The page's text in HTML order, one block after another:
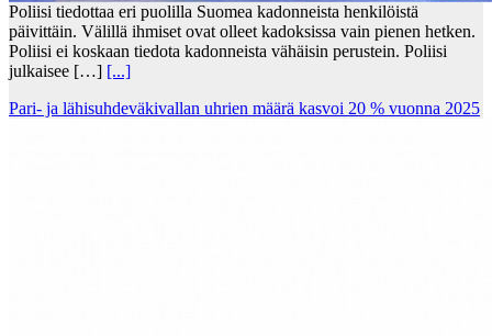
Poliisi tiedottaa eri puolilla Suomea kadonneista henkilöistä
päivittäin. Välillä ihmiset ovat olleet kadoksissa vain pienen hetken.
Poliisi ei koskaan tiedota kadonneista vähäisin perustein. Poliisi
julkaisee […] [...]
Pari- ja lähisuhdeväkivallan uhrien määrä kasvoi 20 % vuonna 2025